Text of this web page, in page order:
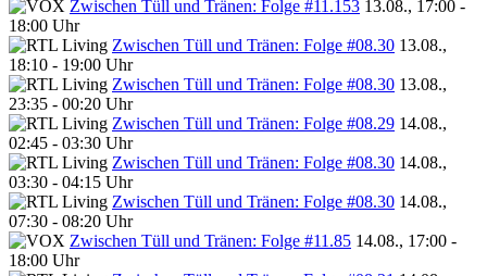
Zwischen Tüll und Tränen: Folge #11.153 13.08., 17:00 -
18:00 Uhr
Zwischen Tüll und Tränen: Folge #08.30 13.08.,
18:10 - 19:00 Uhr
Zwischen Tüll und Tränen: Folge #08.30 13.08.,
23:35 - 00:20 Uhr
Zwischen Tüll und Tränen: Folge #08.29 14.08.,
02:45 - 03:30 Uhr
Zwischen Tüll und Tränen: Folge #08.30 14.08.,
03:30 - 04:15 Uhr
Zwischen Tüll und Tränen: Folge #08.30 14.08.,
07:30 - 08:20 Uhr
Zwischen Tüll und Tränen: Folge #11.85 14.08., 17:00 -
18:00 Uhr